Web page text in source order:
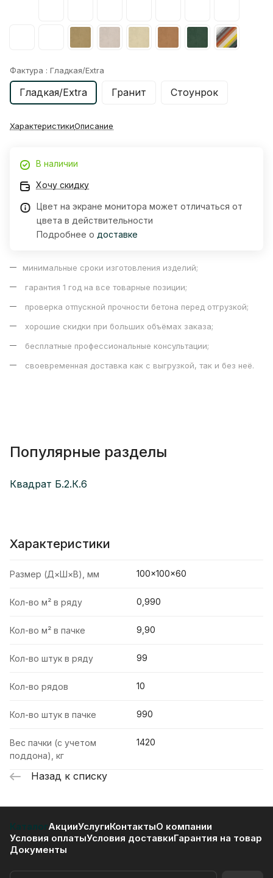
Фактура : Гладкая/Extra
Гладкая/Extra Гранит Стоунрок
ХарактеристикиОписание
В наличии
Хочу скидку
Цвет на экране монитора может отличаться от
цвета в действительности
Подробнее о доставке
минимальные сроки изготовления изделий;
гарантия 1 год на все товарные позиции;
проверка отпускной прочности бетона перед отгрузкой;
хорошие скидки при больших объёмах заказа;
бесплатные профессиональные консультации;
своевременная доставка как с выгрузкой, так и без неё.
Популярные разделы
Квадрат Б.2.К.6
Характеристики
Размер (Д×Ш×В), мм 100×100×60
Кол-во м² в ряду 0,990
Кол-во м² в пачке 9,90
Кол-во штук в ряду 99
Кол-во рядов 10
Кол-во штук в пачке 990
Вес пачки (с учетом
поддона), кг
1420
Назад к списку
КаталогАкцииУслугиКонтактыО компании
Условия оплатыУсловия доставкиГарантия на товар
Документы